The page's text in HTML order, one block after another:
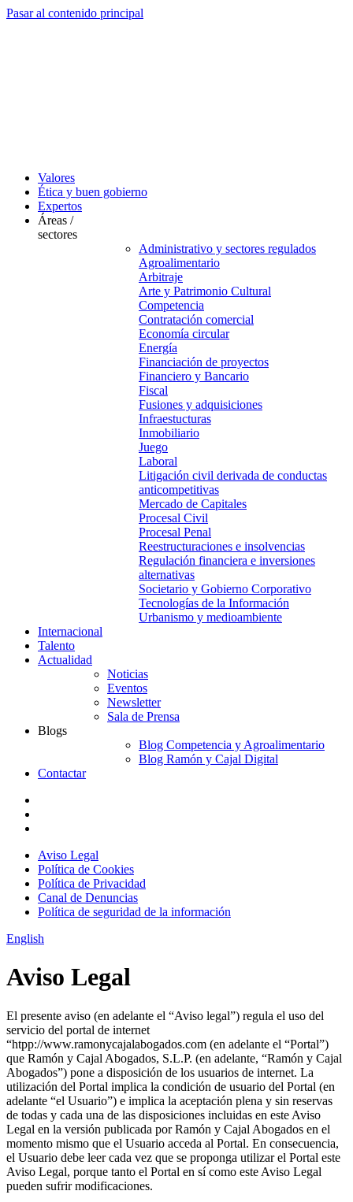
Pasar al contenido principal
Valores
Ética y buen gobierno
Expertos
Áreas /
sectores
Administrativo y sectores regulados
Agroalimentario
Arbitraje
Arte y Patrimonio Cultural
Competencia
Contratación comercial
Economía circular
Energía
Financiación de proyectos
Financiero y Bancario
Fiscal
Fusiones y adquisiciones
Infraestucturas
Inmobiliario
Juego
Laboral
Litigación civil derivada de conductas
anticompetitivas
Mercado de Capitales
Procesal Civil
Procesal Penal
Reestructuraciones e insolvencias
Regulación financiera e inversiones
alternativas
Societario y Gobierno Corporativo
Tecnologías de la Información
Urbanismo y medioambiente
Internacional
Talento
Actualidad
Noticias
Eventos
Newsletter
Sala de Prensa
Blogs
Blog Competencia y Agroalimentario
Blog Ramón y Cajal Digital
Contactar
Aviso Legal
Política de Cookies
Política de Privacidad
Canal de Denuncias
Política de seguridad de la información
English
Aviso Legal
El presente aviso (en adelante el “Aviso legal”) regula el uso del
servicio del portal de internet
“htpp://www.ramonycajalabogados.com (en adelante el “Portal”)
que Ramón y Cajal Abogados, S.L.P. (en adelante, “Ramón y Cajal
Abogados”) pone a disposición de los usuarios de internet. La
utilización del Portal implica la condición de usuario del Portal (en
adelante “el Usuario”) e implica la aceptación plena y sin reservas
de todas y cada una de las disposiciones incluidas en este Aviso
Legal en la versión publicada por Ramón y Cajal Abogados en el
momento mismo que el Usuario acceda al Portal. En consecuencia,
el Usuario debe leer cada vez que se proponga utilizar el Portal este
Aviso Legal, porque tanto el Portal en sí como este Aviso Legal
pueden sufrir modificaciones.